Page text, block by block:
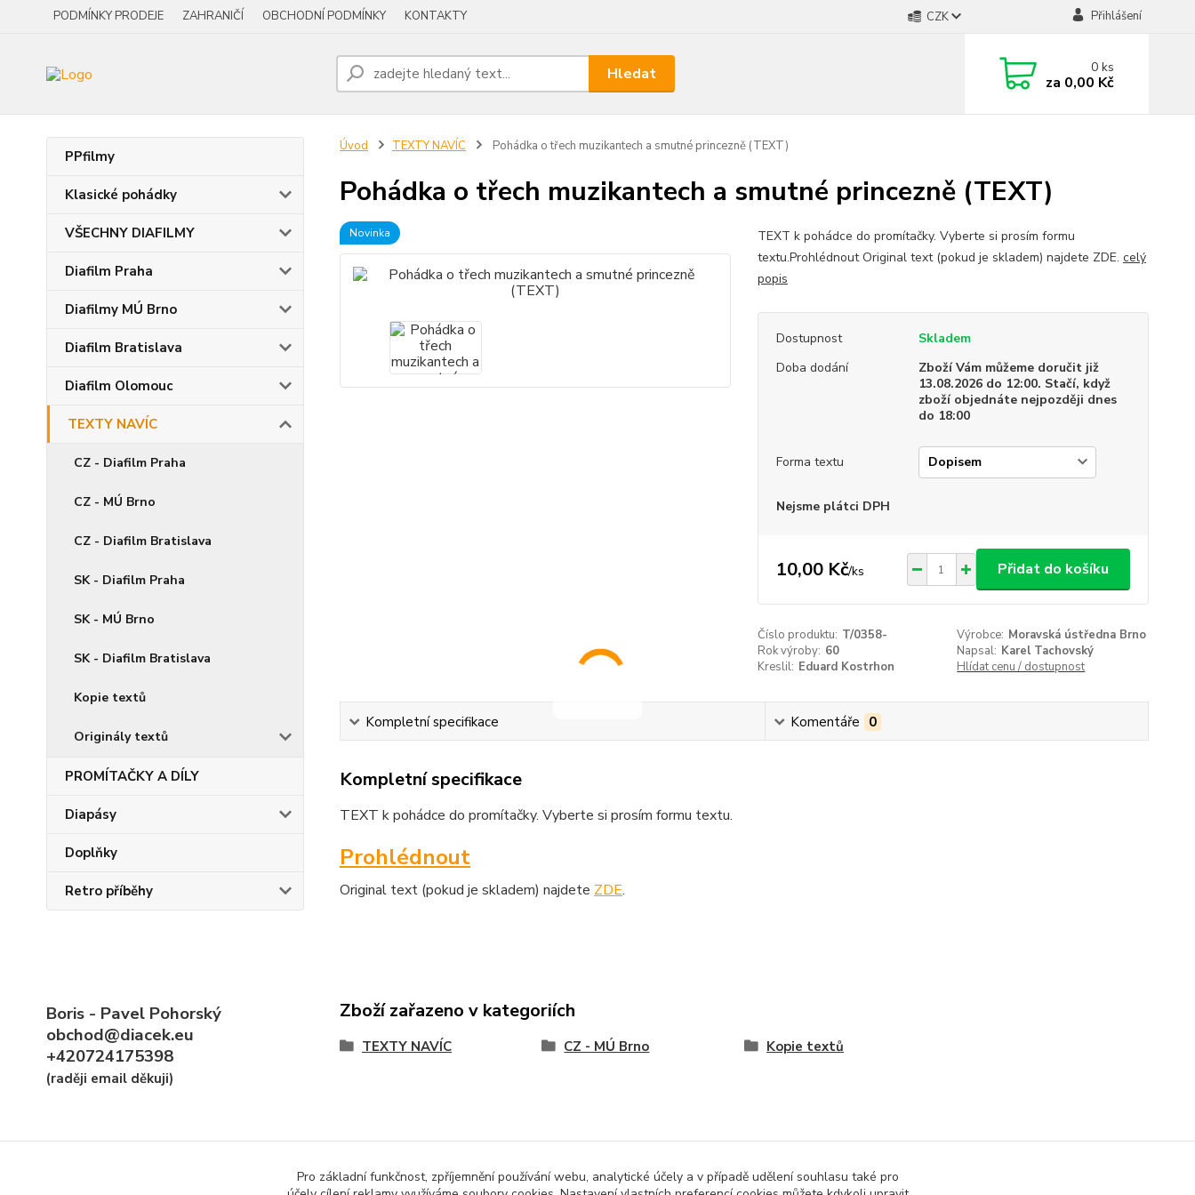
PODMÍNKY PRODEJE ZAHRANIČÍ OBCHODNÍ PODMÍNKY KONTAKTY CZK Přihlášení
Hledat 0ks
za 0,00 Kč
PPfilmy
Klasické pohádky
VŠECHNY DIAFILMY
Diafilm Praha
Diafilmy MÚ Brno
Diafilm Bratislava
Diafilm Olomouc
TEXTY NAVÍC
CZ - Diafilm Praha
CZ - MÚ Brno
CZ - Diafilm Bratislava
SK - Diafilm Praha
SK - MÚ Brno
SK - Diafilm Bratislava
Kopie textů
Originály textů
PROMÍTAČKY A DÍLY
Diapásy
Doplňky
Retro příběhy
Boris - Pavel Pohorský
obchod@diacek.eu
+420724175398
(raději email děkuji)
Úvod TEXTY NAVÍC Pohádka o třech muzikantech a smutné princezně (TEXT)
Pohádka o třech muzikantech a smutné princezně (TEXT)
Novinka
TEXT k pohádce do promítačky. Vyberte si prosím formu
textu.Prohlédnout Original text (pokud je skladem) najdete ZDE. celý
popis
Dostupnost
Skladem
Doba dodání
Zboží Vám můžeme doručit již
13.08.2026 do 12:00. Stačí, když
zboží objednáte nejpozději dnes
do 18:00
Forma textu
Nejsme plátci DPH
10,00 Kč/ks Přidat do košíku
Číslo produktu: T/0358- Výrobce: Moravská ústředna Brno
Rok výroby: 60 Napsal: Karel Tachovský
Kreslil: Eduard Kostrhon Hlídat cenu / dostupnost
Kompletní specifikace Komentáře 0
Kompletní specifikace
TEXT k pohádce do promítačky. Vyberte si prosím formu textu.
Prohlédnout
Original text (pokud je skladem) najdete ZDE.
Zboží zařazeno v kategoriích
TEXTY NAVÍC CZ - MÚ Brno Kopie textů
Pro základní funkčnost, zpříjemnění používání webu, analytické účely a v případě udělení souhlasu také pro